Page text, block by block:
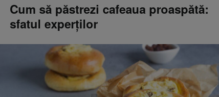
Cum să păstrezi cafeaua proaspătă:
sfatul experților